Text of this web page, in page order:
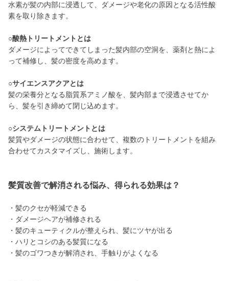
水素が髪の内部に浸透して、ダメージや老化の原因となる活性酸
素を取り除きます。
○酸熱トリートメントとは
ダメージによってできてしまった髪内部の空洞を、薬剤と熱によ
って補修し、髪の密度を高めます。
○サイエンスアクアとは
髪の栄養分となる脂質系アミノ酸を、髪内部まで浸透させてか
ら、髪を引き締めて閉じ込めます。
○システムトリートメントとは
髪質やダメージの状態に合わせて、複数のトリートメントを組み
合わせてカスタマイズし、施術します。
髪質改善で解消される悩み、得られる効果は？
・髪のクセが軽減できる
・ダメージヘアが補修される
・髪のキューティクルが整えられ、髪にツヤが出る
・ハリとコシのある髪質になる
・髪のゴワつきが解消され、手触りがよくなる